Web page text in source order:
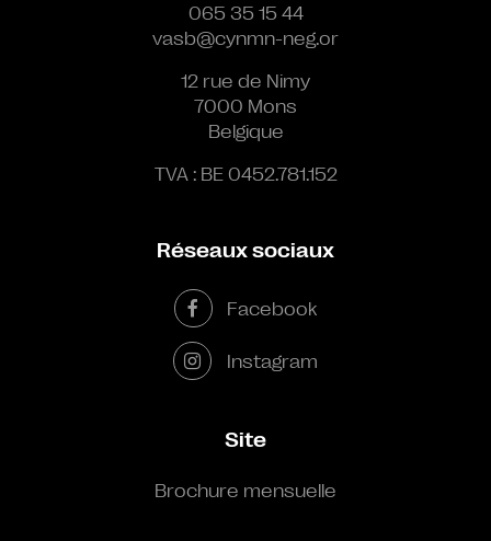
065 35 15 44
vasb@cynmn-neg.or
12 rue de Nimy
7000 Mons
Belgique
TVA : BE 0452.781.152
Réseaux sociaux
Facebook
Instagram
Site
Brochure mensuelle